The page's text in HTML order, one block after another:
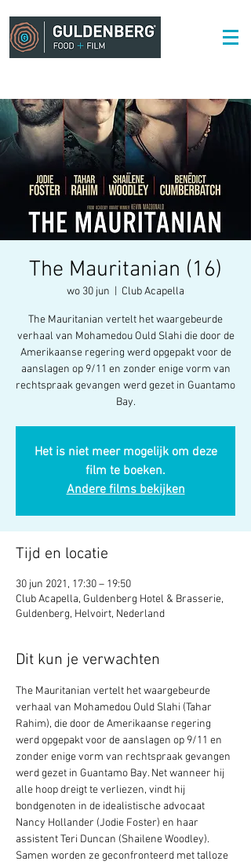
The Mauritanian (16)
wo 30 jun Club Acapella
The Mauritanian vertelt het waargebeurde
verhaal van Mohamedou Ould Slahi die door de
Amerikaanse regering werd opgepakt voor de
aanslagen op 9/11 en zonder enige vorm van
rechtspraak gevangen werd gezet in Guantamo
Bay.
Het is niet meer mogelijk om deze
film te boeken.
Andere films bekijken
Tijd en locatie
30 jun 2021, 17:30 – 19:50
Club Acapella, Guldenberg Hotel & Brasserie,
Guldenberg, Helvoirt, Nederland
Dit kun je verwachten
The Mauritanian vertelt het waargebeurde
verhaal van Mohamedou Ould Slahi (Tahar
Rahim), die door de Amerikaanse regering
werd opgepakt voor de aanslagen op 9/11 en
zonder enige vorm van rechtspraak gevangen
werd gezet in Guantamo Bay. Net wanneer hij
alle hoop dreigt te verliezen, vindt hij
bondgenoten in de idealistische advocaat
Nancy Hollander (Jodie Foster) en haar
assistent Teri Duncan (Shailene Woodley).
Samen worden ze geconfronteerd met talloze